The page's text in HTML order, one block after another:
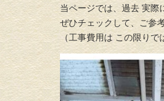
当ページでは、過去 実際
ぜひチェックして、ご参
（工事費用は この限り